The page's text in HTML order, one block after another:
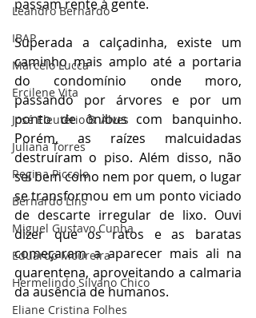
Leandro Bernardo
IBAP
Marcelo Lucca
Ercilene Vita
José Eleutério B. Alves
Juliana Torres
Regina Piccolo
Bernardo Lins
Miguel Gustavo Cunha
Eduardo Moureira
Hermelindo Silvano Chico
Eliane Cristina Folhes
passam rente à gente.
Superada a calçadinha, existe um
caminho mais amplo até a portaria
do condomínio onde moro,
passando por árvores e por um
ponto de ônibus com banquinho.
Porém, as raízes malcuidadas
destruíram o piso. Além disso, não
sei bem como nem por quem, o lugar
se transformou em um ponto viciado
de descarte irregular de lixo. Ouvi
dizer que os ratos e as baratas
começaram a aparecer mais ali na
quarentena, aproveitando a calmaria
da ausência de humanos.